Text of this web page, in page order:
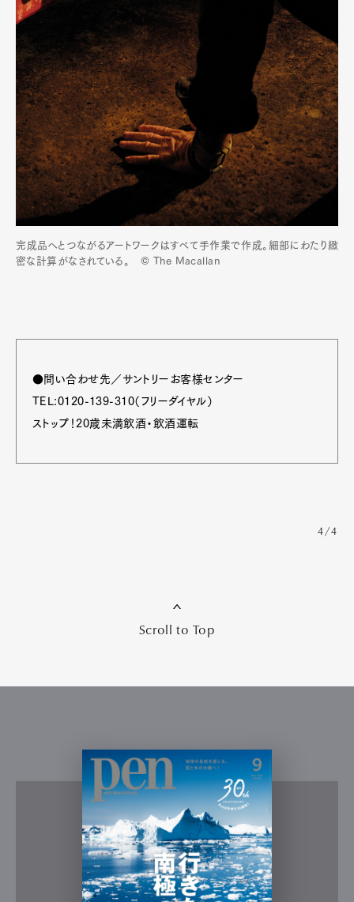
完成品へとつながるアートワークはすべて手作業で作成。細部にわたり緻
密な計算がなされている。 © The Macallan
●問い合わせ先／サントリーお客様センター
TEL:0120-139-310（フリーダイヤル）
ストップ！20歳未満飲酒・飲酒運転
4/4
Scroll to Top